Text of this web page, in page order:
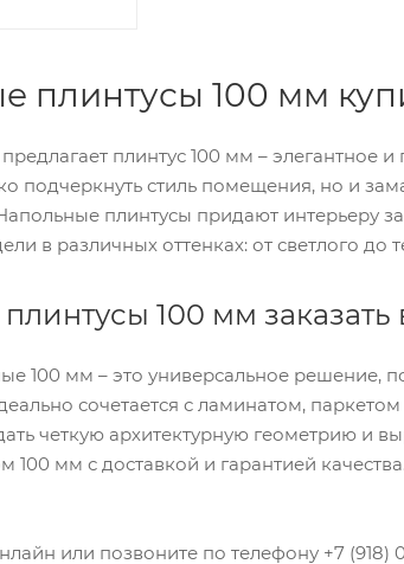
плинтусы 100 мм
плинтус 100 мм –
подчеркнуть стиль помещения, но и
плинтусы придают интерьеру
в различных оттенках: от светлого до
100 мм
100 мм – это универсальное
сочетается с ламинатом,
четкую архитектурную геометрию и
100 мм с доставкой и гарантией
или позвоните по телефону +7